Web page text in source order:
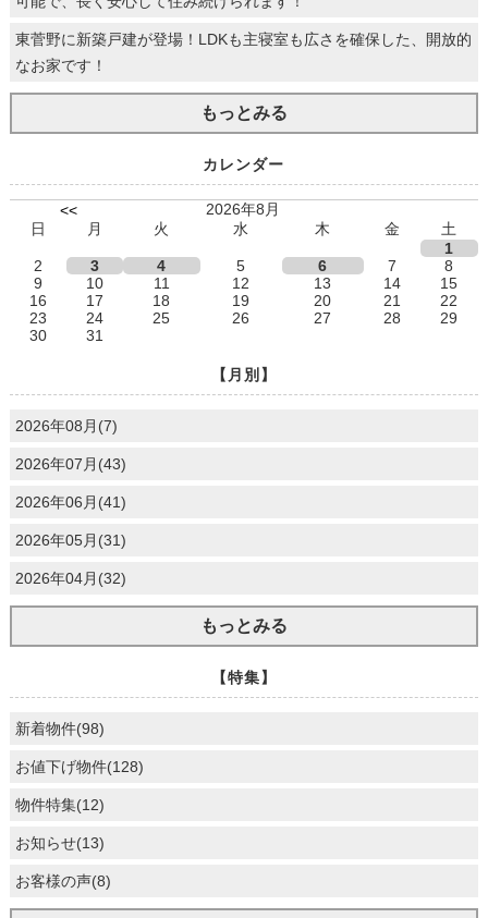
東菅野に新築戸建が登場！LDKも主寝室も広さを確保した、開放的
なお家です！
もっとみる
カレンダー
<<
2026年8月
日
月 火 水 木 金
土
1
2
3 4 5 6 7
8
9
10 11 12 13 14
15
16
17 18 19 20 21
22
23
24 25 26 27 28
29
30
31
【月別】
2026年08月(7)
2026年07月(43)
2026年06月(41)
2026年05月(31)
2026年04月(32)
もっとみる
【特集】
新着物件(98)
お値下げ物件(128)
物件特集(12)
お知らせ(13)
お客様の声(8)